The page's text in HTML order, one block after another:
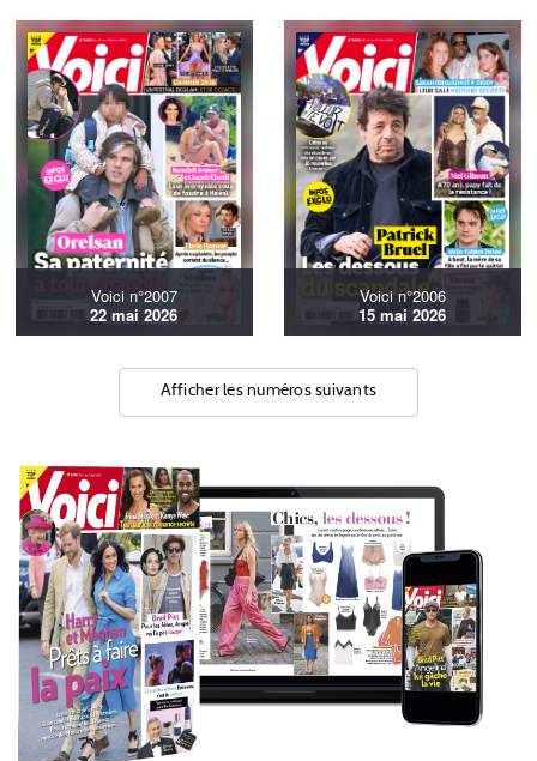
Voici n°2007
22 mai 2026
Voici n°2006
15 mai 2026
Afficher les numéros suivants